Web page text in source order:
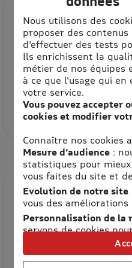
8.5%
Nous utilisons des
proposer des
d'effectuer des tests
Ils enrichissent la
métier de nos équipes
à ce que l'usage qui
votre service.
Vous pouvez accepter
cookies et modifier
Connaître nos cookies
Mesure d’audience:
statistiques pour mieux
vous faites du site et
Evolution de notre site
vous des
Personnalisation de la
servons de cookies
et personnaliser nos
Univers publicitaire: